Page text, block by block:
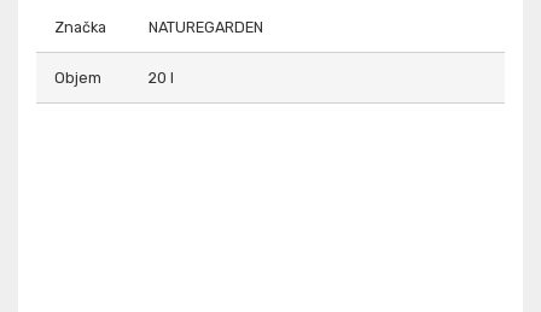
Značka NATUREGARDEN
Objem 20 l